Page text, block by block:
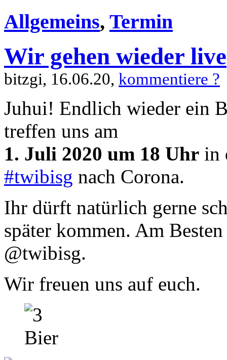
Allgemeins, Termin
Wir gehen wieder live
bitzgi, 16.06.20, kommentiere ?
Juhui! Endlich wieder ein
treffen uns am
1. Juli 2020 um 18 Uhr in
#twibisg nach Corona.
Ihr dürft natürlich gerne
später kommen. Am
@twibisg.
Wir freuen uns auf euch.